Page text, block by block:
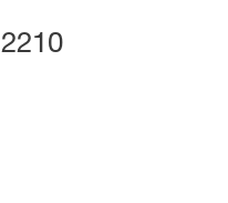
2210